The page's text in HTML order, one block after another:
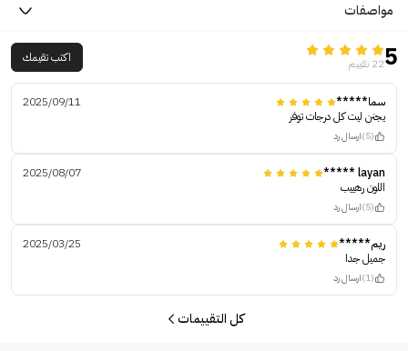
مواصفات
522 تقييم اكتب تقيمك
سما*****
2025/09/11
يجنن ليت كل درجات توفر
(5) ارسال رد
layan *****
2025/08/07
اللون رهييب
(5) ارسال رد
ريم*****
2025/03/25
جميل جدا
(1) ارسال رد
كل التقييمات